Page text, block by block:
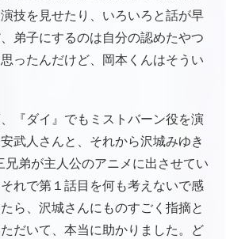
技を見せたり、いろいろと話が早
弟子にするのは自分の認めたやつ
ったんだけど、岡本くんはそうい
『ダイ』でもミストバーン役を演
武人さんと、それから沢城みゆき
弟が主人公のアニメに出させてい
れで第１話目を何も考えないで感
ら、沢城さんにものすごく指摘と
だいて、本当に助かりました。ど